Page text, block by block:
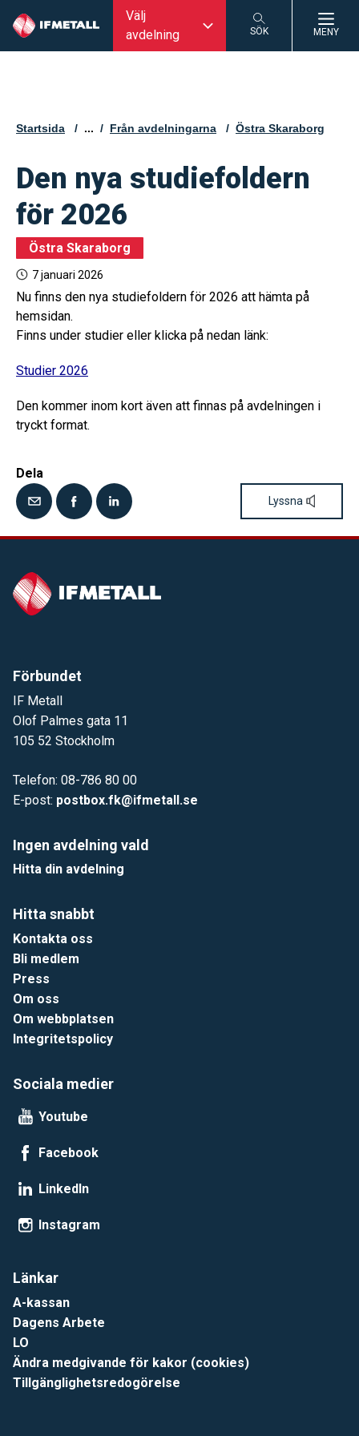
Välj
avdelning
SÖK MENY
Startsida ... Från avdelningarna Östra Skaraborg
Den nya studiefoldern
för 2026
Östra Skaraborg
7 januari 2026
Nu finns den nya studiefoldern för 2026 att hämta på
hemsidan.
Finns under studier eller klicka på nedan länk:
Studier 2026
Den kommer inom kort även att finnas på avdelningen i
tryckt format.
Dela
Lyssna
Förbundet
IF Metall
Olof Palmes gata 11
105 52 Stockholm
Telefon: 08-786 80 00
E-post: postbox.fk@ifmetall.se
Ingen avdelning vald
Hitta din avdelning
Hitta snabbt
Kontakta oss
Bli medlem
Press
Om oss
Om webbplatsen
Integritetspolicy
Sociala medier
Youtube
Facebook
LinkedIn
Instagram
Länkar
A-kassan
Dagens Arbete
LO
Ändra medgivande för kakor (cookies)
Tillgänglighetsredogörelse